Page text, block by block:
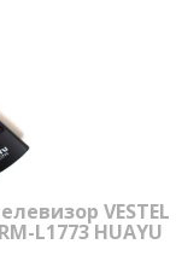
VESTEL
L1773 HUAYU